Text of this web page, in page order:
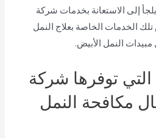
إلى الاستعانة بخدمات شركة
الخدمات الخاصة بعلاج النمل
النمل الأبيض.
توفرها شركة
مكافحة النمل